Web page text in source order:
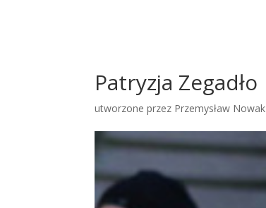
Patryzja Zegadło
utworzone przez Przemysław Nowak